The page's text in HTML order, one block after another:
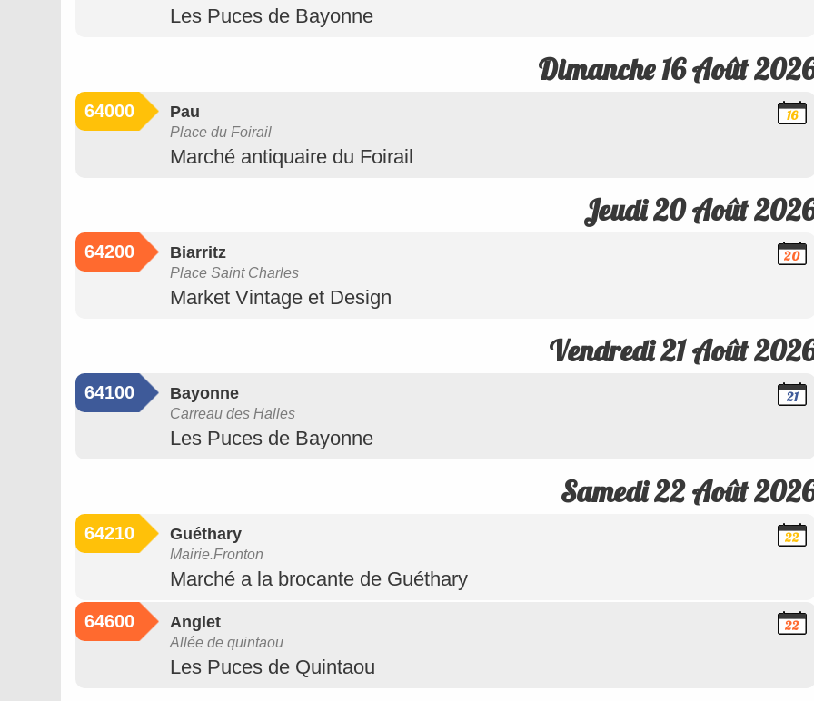
Les Puces de Bayonne
Dimanche 16 Août
64000 Pau
Place du Foirail
Marché antiquaire du Foirail
16
Jeudi 20 Août
64200 Biarritz
Place Saint Charles
Market Vintage et Design
20
Vendredi 21 Août
64100 Bayonne
Carreau des Halles
Les Puces de Bayonne
21
Samedi 22 Août
64210 Guéthary
Mairie.Fronton
Marché a la brocante de Guéthary
22
64600 Anglet
Allée de quintaou
Les Puces de Quintaou
22